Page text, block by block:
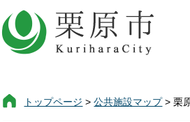
トップページ >公共施設マップ> 栗